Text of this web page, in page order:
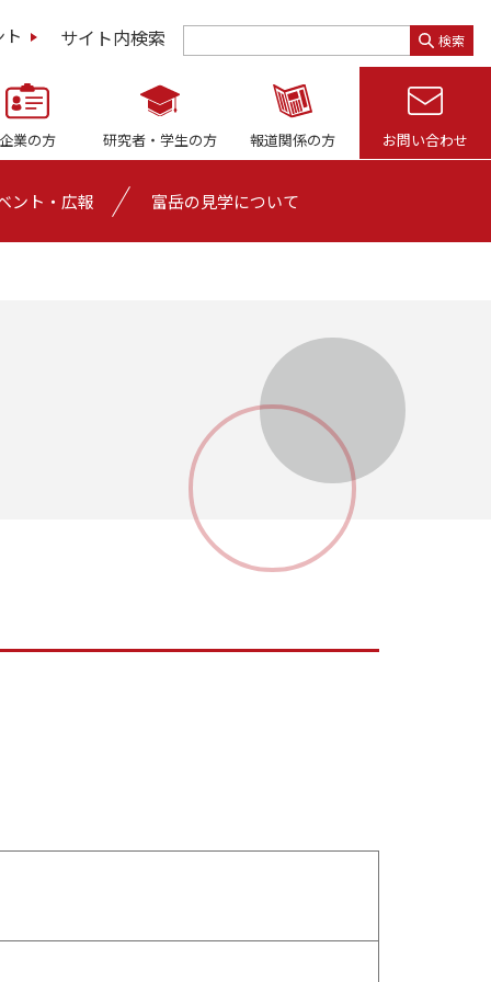
企業の方 研究者・ 学生の方 報道関係の方 お問い合わせ
ント・広報 富岳の見学について
サイト内検索 検索